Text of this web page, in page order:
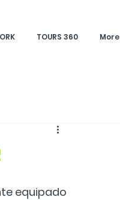
TOURS 360 More
equipado